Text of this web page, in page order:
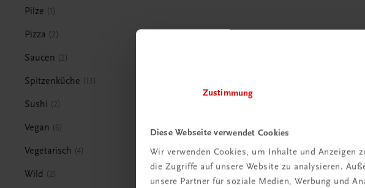
Zustimmung
Diese Webseite verwendet Cookies
Wir verwenden Cookies, um Inhalte und Anzeigen
die Zugriffe auf unsere Website zu analysieren.
unsere Partner für soziale Medien, Werbung und
Pilze 1
Pizza 2
Saucen 2
Spitzenküche 13
Sushi 2
Vegan 6
Vegetarisch 4
Wild 2